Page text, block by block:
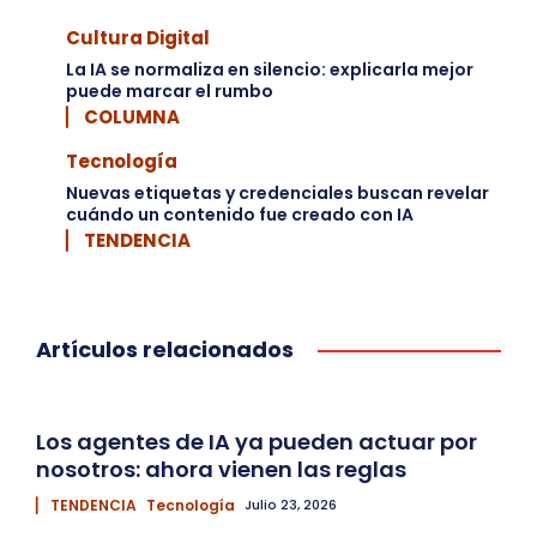
Cultura Digital
La IA se normaliza en silencio: explicarla mejor
puede marcar el rumbo
▏ COLUMNA
Tecnología
Nuevas etiquetas y credenciales buscan revelar
cuándo un contenido fue creado con IA
▏ TENDENCIA
Artículos relacionados
Los agentes de IA ya pueden actuar por
nosotros: ahora vienen las reglas
▏ TENDENCIA Tecnología Julio 23, 2026